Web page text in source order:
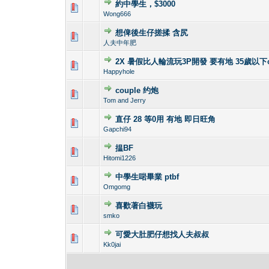
約中學生，$3000
Wong666
想俾後生仔搓揉 含尻
人夫中年肥
2X 暑假比人輪流玩3P開發 要有地 35歲以
Happyhole
0 Vote(s) - 0 out 1
couple 约炮
Tom and Jerry
直仔 28 等0用 有地 即日旺角
Gapchi94
0 Vote(s) - 0 out
揾BF
Hitomi1226
中學生啱畢業 ptbf
Omgomg
喜歡著白襪玩
smko
可愛大肚肥仔想找人夫叔叔
Kk0jai
0 Vote(s) - 0 out